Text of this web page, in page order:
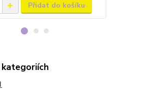
Přidat do košíku